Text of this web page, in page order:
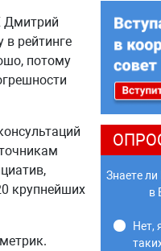
Дмитрий
в рейтинге
потому
крупнейших
Знаете
в
Нет,